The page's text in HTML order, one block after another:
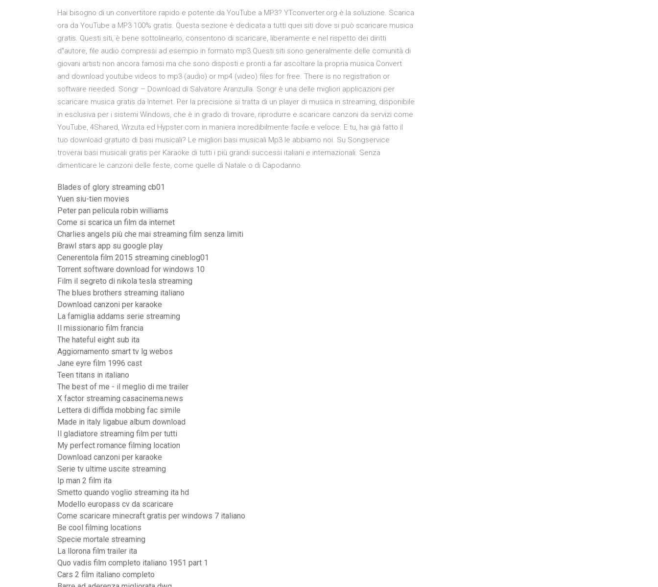
Hai bisogno di un convertitore rapido e potente da YouTube a MP3? YTconverter.org è la soluzione. Scarica
ora da YouTube a MP3 100% gratis. Questa sezione è dedicata a tutti quei siti dove si può scaricare musica
gratis. Questi siti, è bene sottolinearlo, consentono di scaricare, liberamente e nel rispetto dei diritti
d"autore, file audio compressi ad esempio in formato mp3.Questi siti sono generalmente delle comunità di
giovani artisti non ancora famosi ma che sono disposti e pronti a far ascoltare la propria musica Convert
and download youtube videos to mp3 (audio) or mp4 (video) files for free. There is no registration or
software needed. Songr – Download di Salvatore Aranzulla. Songr è una delle migliori applicazioni per
scaricare musica gratis da Internet. Per la precisione si tratta di un player di musica in streaming, disponibile
in esclusiva per i sistemi Windows, che è in grado di trovare, riprodurre e scaricare canzoni da servizi come
YouTube, 4Shared, Wrzuta ed Hypster.com in maniera incredibilmente facile e veloce. E tu, hai già fatto il
tuo download gratuito di basi musicali? Le migliori basi musicali Mp3 le abbiamo noi. Su Songservice
troverai basi musicali gratis per Karaoke di tutti i più grandi successi italiani e internazionali. Senza
dimenticare le canzoni delle feste, come quelle di Natale o di Capodanno.
Blades of glory streaming cb01
Yuen siu-tien movies
Peter pan pelicula robin williams
Come si scarica un film da internet
Charlies angels più che mai streaming film senza limiti
Brawl stars app su google play
Cenerentola film 2015 streaming cineblog01
Torrent software download for windows 10
Film il segreto di nikola tesla streaming
The blues brothers streaming italiano
Download canzoni per karaoke
La famiglia addams serie streaming
Il missionario film francia
The hateful eight sub ita
Aggiornamento smart tv lg webos
Jane eyre film 1996 cast
Teen titans in italiano
The best of me - il meglio di me trailer
X factor streaming casacinema.news
Lettera di diffida mobbing fac simile
Made in italy ligabue album download
Il gladiatore streaming film per tutti
My perfect romance filming location
Download canzoni per karaoke
Serie tv ultime uscite streaming
Ip man 2 film ita
Smetto quando voglio streaming ita hd
Modello europass cv da scaricare
Come scaricare minecraft gratis per windows 7 italiano
Be cool filming locations
Specie mortale streaming
La llorona film trailer ita
Quo vadis film completo italiano 1951 part 1
Cars 2 film italiano completo